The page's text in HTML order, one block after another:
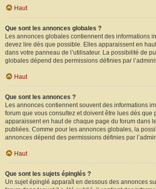
Haut
Que sont les annonces globales ?
Les annonces globales contiennent des informations
devez lire dès que possible. Elles apparaissent en
dans votre panneau de l’utilisateur. La possibilité de
globales dépend des permissions définies par
Haut
Que sont les annonces ?
Les annonces contiennent souvent des informations
forum que vous consultez et doivent être lues dès que
apparaissent en haut de chaque page du forum dans
publiées. Comme pour les annonces globales, la
annonces dépend des permissions définies par
Haut
Que sont les sujets épinglés ?
Un sujet épinglé apparaît en dessous des annonces